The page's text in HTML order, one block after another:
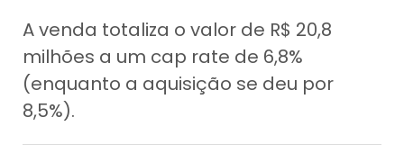
A venda totaliza o valor de R$ 20,8
milhões a um cap rate de 6,8%
(enquanto a aquisição se deu por
8,5%).